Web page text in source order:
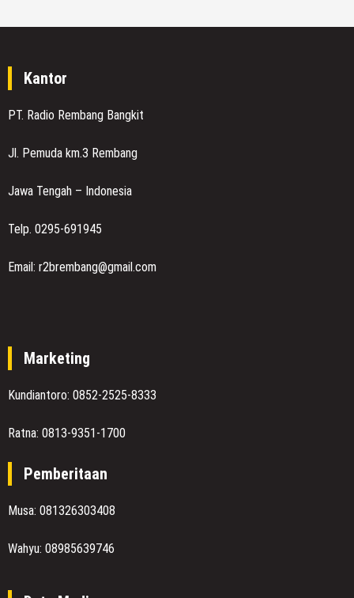
Kantor
PT. Radio Rembang Bangkit
Jl. Pemuda km.3 Rembang
Jawa Tengah – Indonesia
Telp. 0295-691945
Email: r2brembang@gmail.com
Marketing
Kundiantoro: 0852-2525-8333
Ratna: 0813-9351-1700
Pemberitaan
Musa: 081326303408
Wahyu: 08985639746